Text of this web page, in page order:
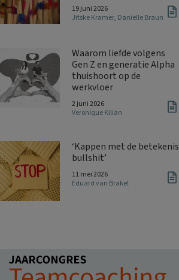
19 juni 2026
Jitske Kramer, Danielle Braun
Waarom liefde volgens
Gen Z en generatie Alpha
thuishoort op de
werkvloer
2 juni 2026
Veronique Kilian
‘Kappen met de betekenis
bullshit’
11 mei 2026
Eduard van Brakel